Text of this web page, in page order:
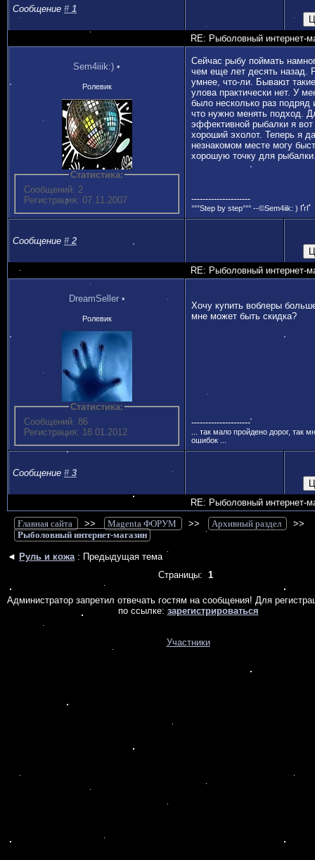
Сообщение # 1
RE: Рыболовный интернет-
Sem4iiik:) •
Ролевик
Статистика:
Сообщений: 2
Регистрация: 07.11.2007
Сейчас рыбу поймать
чем еще лет десять назад.
умнее, что-ли. Бывают
улова практически нет. У
было несколько раз подряд
что нужно менять подход.
эффективной рыбалки я вот
хороший эхолот. Теперь я
незнакомом месте могу
хорошую точку для
---------------------
°°°Step by step°°° --©Sem4iik: ) ҐгҐ
Сообщение # 2
RE: Рыболовный интернет-
DreamSeller •
Ролевик
Статистика:
Сообщений: 86
Регистрация: 18.01.2012
Хочу купить воблеры
мне может быть скидка?
---------------------
... так мало пройдено дорог, так
ошибок ...
Сообщение # 3
RE: Рыболовный интернет-
Главная сайта
>> Magenta ФОРУМ >> Архивный раздел
>>
Рыболовный интернет-магазин
◄ Руль и кожа : Предыдущая тема
Страницы: 1
Администратор запретил отвечать гостям на сообщения! Для
по ссылке: зарегистрироваться
Участники